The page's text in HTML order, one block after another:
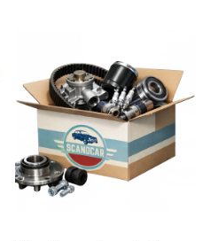
LISTE
D’ENVIE